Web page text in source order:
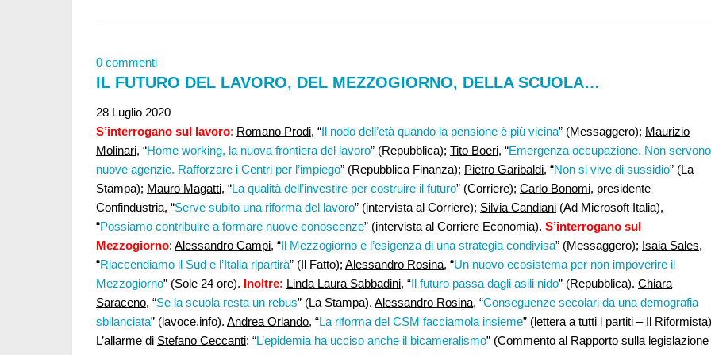
0 commenti
IL FUTURO DEL LAVORO, DEL MEZZOGIORNO, DELLA SCUOLA…
28 Luglio 2020
S’interrogano sul lavoro: Romano Prodi, “Il nodo dell’età quando la pensione è più vicina” (Messaggero); Maurizio
Molinari, “Home working, la nuova frontiera del lavoro” (Repubblica); Tito Boeri, “Emergenza occupazione. Non servono
nuove agenzie. Rafforzare i Centri per l’impiego” (Repubblica Finanza); Pietro Garibaldi, “Non si vive di sussidio” (La
Stampa); Mauro Magatti, “La qualità dell’investire per costruire il futuro” (Corriere); Carlo Bonomi, presidente
Confindustria, “Serve subito una riforma del lavoro” (intervista al Corriere); Silvia Candiani (Ad Microsoft Italia),
“Possiamo contribuire a formare nuove conoscenze” (intervista al Corriere Economia). S’interrogano sul
Mezzogiorno: Alessandro Campi, “Il Mezzogiorno e l’esigenza di una strategia condivisa” (Messaggero); Isaia Sales,
“Riaccendiamo il Sud e l’Italia ripartirà” (Il Fatto); Alessandro Rosina, “Un nuovo ecosistema per non impoverire il
Mezzogiorno” (Sole 24 ore). Inoltre: Linda Laura Sabbadini, “Il futuro passa dagli asili nido” (Repubblica). Chiara
Saraceno, “Se la scuola resta un rebus” (La Stampa). Alessandro Rosina, “Conseguenze secolari da una demografia
sbilanciata” (lavoce.info). Andrea Orlando, “La riforma del CSM facciamola insieme” (lettera a tutti i partiti – Il
L’allarme di Stefano Ceccanti: “L’epidemia ha ucciso anche il bicameralismo” (Commento al Rapporto sulla legislazione